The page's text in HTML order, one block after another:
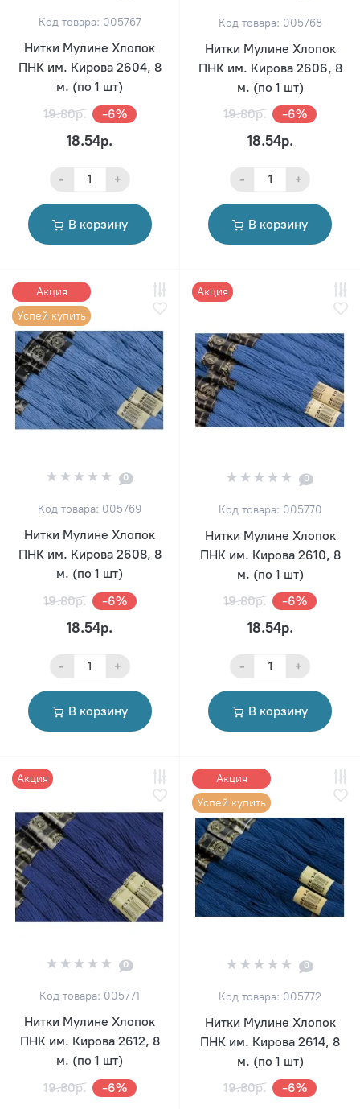
Код товара: 005767
Нитки Мулине Хлопок
ПНК им. Кирова 2604, 8
м. (по 1 шт)
19.80р.
-6%
18.54р.
- +
В корзину
Код товара: 005768
Нитки Мулине Хлопок
ПНК им. Кирова 2606, 8
м. (по 1 шт)
19.80р.
-6%
18.54р.
- +
В корзину
Акция
Успей купить
0
Код товара: 005769
Нитки Мулине Хлопок
ПНК им. Кирова 2608, 8
м. (по 1 шт)
19.80р.
-6%
18.54р.
- +
В корзину
Акция
0
Код товара: 005770
Нитки Мулине Хлопок
ПНК им. Кирова 2610, 8
м. (по 1 шт)
19.80р.
-6%
18.54р.
- +
В корзину
Акция
0
Код товара: 005771
Нитки Мулине Хлопок
ПНК им. Кирова 2612, 8
м. (по 1 шт)
19.80р.
-6%
Акция
Успей купить
0
Код товара: 005772
Нитки Мулине Хлопок
ПНК им. Кирова 2614, 8
м. (по 1 шт)
19.80р.
-6%